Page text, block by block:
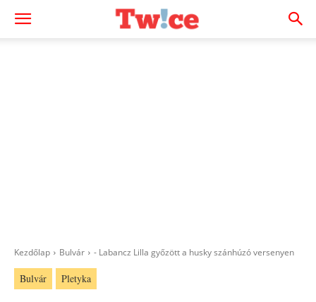
Kezdőlap Bulvár - Labancz Lilla győzött a husky szánhúzó versenyen
Bulvár Pletyka